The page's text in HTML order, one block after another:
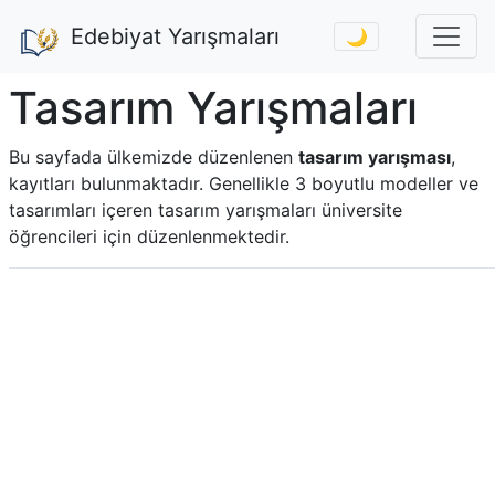
Edebiyat Yarışmaları 🌙
Tasarım Yarışmaları
Bu sayfada ülkemizde düzenlenen tasarım yarışması,
kayıtları bulunmaktadır. Genellikle 3 boyutlu modeller ve
tasarımları içeren tasarım yarışmaları üniversite
öğrencileri için düzenlenmektedir.